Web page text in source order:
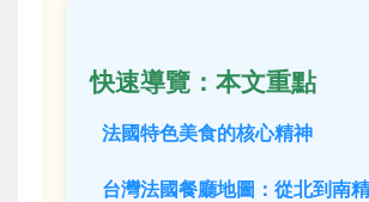
快速導覽：本文重點
法國特色美食的核心精神
台灣法國餐廳地圖：從北到南